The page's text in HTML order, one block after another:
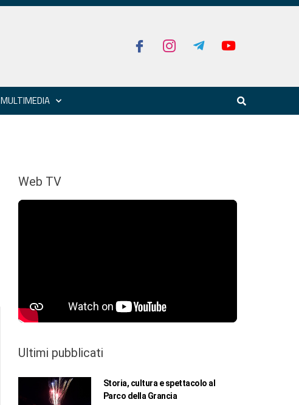
MULTIMEDIA
Web TV
Ultimi pubblicati
Storia, cultura e spettacolo al
Parco della Grancia